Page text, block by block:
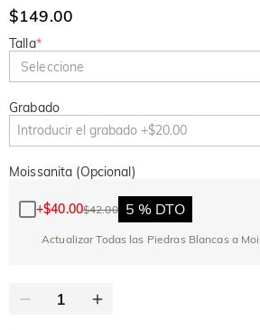
$149.00
Talla*
Seleccione
Grabado
Moissanita (Opcional)
+$40.00$42.00 5 % DTO
Actualizar Todas las Piedras Blancas a